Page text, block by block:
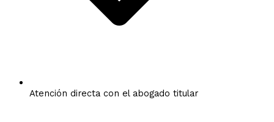
Atención directa con el abogado titular